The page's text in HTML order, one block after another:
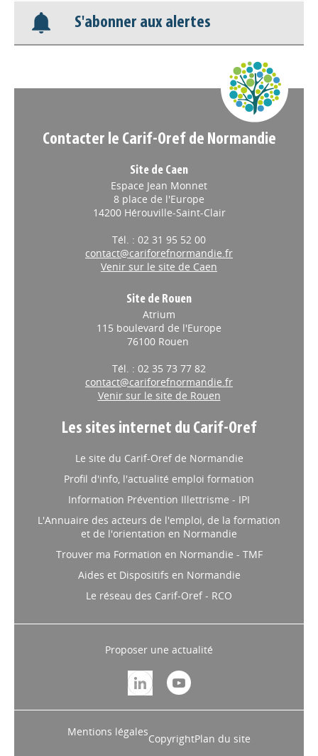
Nos veilles Scoop.it
S'abonner aux alertes
Contacter le Carif-Oref de Normandie
Site de Caen
Espace Jean Monnet
8 place de l'Europe
14200 Hérouville-Saint-Clair
Tél. : 02 31 95 52 00
contact@cariforefnormandie.fr
Venir sur le site de Caen
Site de Rouen
Atrium
115 boulevard de l'Europe
76100 Rouen
Tél. : 02 35 73 77 82
contact@cariforefnormandie.fr
Venir sur le site de Rouen
Les sites internet du Carif-Oref
Le site du Carif-Oref de Normandie
Profil d'info, l'actualité emploi formation
Information Prévention Illettrisme - IPI
L'Annuaire des acteurs de l'emploi, de la formation
et de l'orientation en Normandie
Trouver ma Formation en Normandie - TMF
Aides et Dispositifs en Normandie
Le réseau des Carif-Oref - RCO
Proposer une actualité
Mentions légales
CopyrightPlan du site